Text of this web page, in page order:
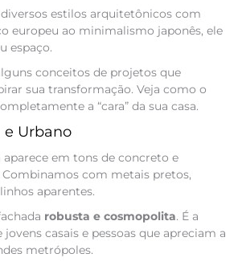
diversos estilos arquitetônicos com
europeu ao minimalismo japonês, ele
espaço.
conceitos de projetos que
sua transformação. Veja como o
a “cara” da sua casa.
e Urbano
aparece em tons de concreto e
com metais pretos,
aparentes.
robusta e cosmopolita. É a
casais e pessoas que apreciam a
metrópoles.